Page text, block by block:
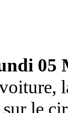
05
le